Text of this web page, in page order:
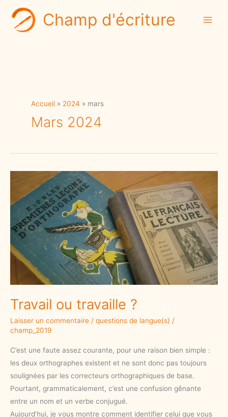
contenu
Champ d'écriture
Accueil 2024 mars
Mars 2024
Travail ou travaille ?
Laisser un commentaire / questions de langue(s) /
champ_2019
C’est une faute assez courante, pour une raison bien simple :
les deux orthographes existent et ne sont donc pas toujours
soulignées par les correcteurs orthographiques de base.
Pourtant, grammaticalement, c’est une confusion gênante
entre un nom et un verbe conjugué.
Aujourd’hui, je vous montre comment identifier celui que vous
travaille